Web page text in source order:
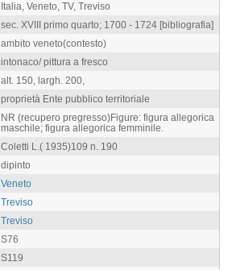
Italia, Veneto, TV, Treviso
sec. XVIII primo quarto; 1700 - 1724 [bibliografia]
ambito veneto(contesto)
intonaco/ pittura a fresco
alt. 150, largh. 200,
proprietà Ente pubblico territoriale
NR (recupero pregresso)Figure: figura allegorica
maschile; figura allegorica femminile.
Coletti L.( 1935)109 n. 190
dipinto
Veneto
Treviso
Treviso
S76
S119